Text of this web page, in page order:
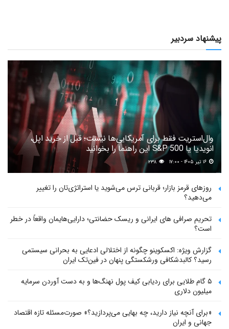
پیشنهاد سردبیر
وال‌استریت فقط برای آمریکایی‌ها نیست؛ قبل از خرید اپل،
انویدیا یا S&P 500 این راهنما را بخوانید
۲۳۸
روزهای قرمز بازار؛ قربانی ترس می‌شوید یا استراتژی‌تان را تغییر
می‌دهید؟
تحریم صرافی های ایرانی و ریسک حضانتی؛ دارایی‌هایمان واقعاً در خطر
است؟
گزارش ویژه: اکسکوینو چگونه از اختلالی ادعایی به بحرانی سیستمی
رسید؟ کالبدشکافی ورشکستگی پنهان در فین‌تک ایران
۵ گام طلایی برای ردیابی کیف پول‌ نهنگ‌ها و به دست آوردن سرمایه
میلیون دلاری
«برای آنچه نیاز دارید، چه بهایی می‌پردازید؟» صورت‌مسئله تازه اقتصاد
جهانی و ایران